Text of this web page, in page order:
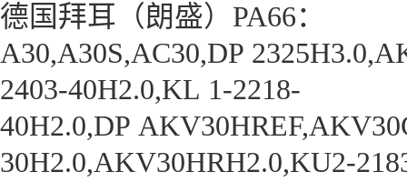
德国拜耳（朗盛）PA66：
A30,A30S,AC30,DP
2403-40H2.0,KL 1-2218-
40H2.0,DP
30H2.0,AKV30HRH2.0,KU2-